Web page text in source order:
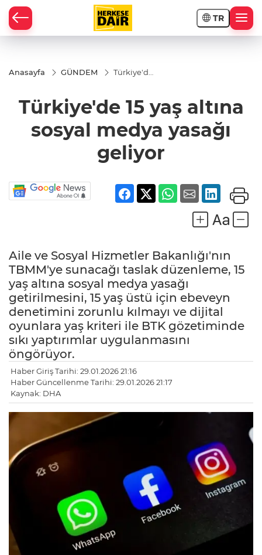
TR
Anasayfa GÜNDEM
Türkiye'de
sosyal
medya
geliyor
Türkiye'de 15 yaş altına
sosyal medya yasağı
geliyor
Aile ve Sosyal Hizmetler Bakanlığı'nın
TBMM'ye sunacağı taslak düzenleme, 15
yaş altına sosyal medya yasağı
getirilmesini, 15 yaş üstü için ebeveyn
denetimini zorunlu kılmayı ve dijital
oyunlara yaş kriteri ile BTK gözetiminde
sıkı yaptırımlar uygulanmasını
öngörüyor.
Haber Giriş Tarihi: 29.01.2026 21:16
Haber Güncellenme Tarihi: 29.01.2026 21:17
Kaynak: DHA